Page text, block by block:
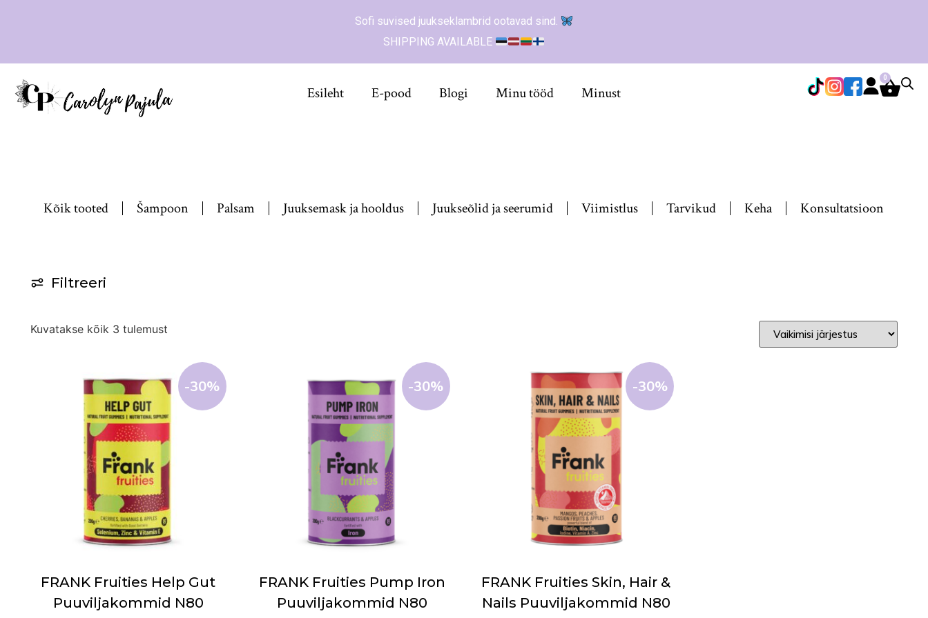
Sofi suvised juukseklambrid ootavad sind.
SHIPPING AVAILABLE
Esileht E-pood Blogi Minu tööd Minust
0
Kõik tooted Šampoon Palsam Juuksemask ja hooldus Juukseõlid ja seerumid Viimistlus Tarvikud Keha Konsultatsioon
Filtreeri
Kuvatakse kõik 3 tulemust
-30%
FRANK Fruities Help Gut
Puuviljakommid N80
-30%
FRANK Fruities Pump Iron
Puuviljakommid N80
-30%
FRANK Fruities Skin, Hair &
Nails Puuviljakommid N80